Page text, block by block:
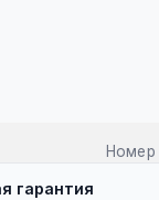
Номер
гарантия